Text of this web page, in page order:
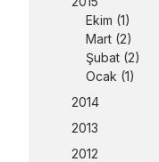
Ekim (1)
Mart (2)
Şubat (2)
Ocak (1)
2014
2013
2012